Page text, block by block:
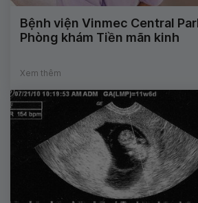
Bệnh viện Vinmec Central
Phòng khám Tiền mãn kinh
Xem thêm